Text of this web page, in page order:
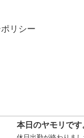
リシー
本日のヤモリです